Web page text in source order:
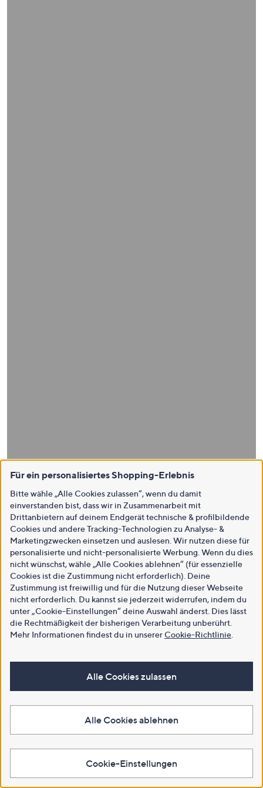
Für ein personalisiertes Shopping-Erlebnis
Bitte wähle „Alle Cookies zulassen“, wenn du damit
einverstanden bist, dass wir in Zusammenarbeit mit
Drittanbietern auf deinem Endgerät technische & profilbildende
Cookies und andere Tracking-Technologien zu Analyse- &
Marketingzwecken einsetzen und auslesen. Wir nutzen diese für
personalisierte und nicht-personalisierte Werbung. Wenn du dies
nicht wünschst, wähle „Alle Cookies ablehnen“ (für essenzielle
Cookies ist die Zustimmung nicht erforderlich). Deine
Zustimmung ist freiwillig und für die Nutzung dieser Webseite
nicht erforderlich. Du kannst sie jederzeit widerrufen, indem du
unter „Cookie-Einstellungen“ deine Auswahl änderst. Dies lässt
die Rechtmäßigkeit der bisherigen Verarbeitung unberührt.
Mehr Informationen findest du in unsererCookie-Richtlinie
Alle Cookies zulassen
Alle Cookies ablehnen
Cookie-Einstellungen